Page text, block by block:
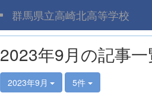
群馬県立高崎北高等学校
2023年9月の記事一
2023年9月 5件